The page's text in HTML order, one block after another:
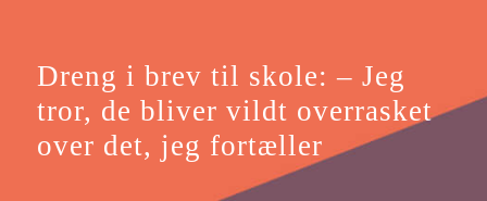
Dreng i brev til skole: – Jeg
tror, de bliver vildt overrasket
over det, jeg fortæller